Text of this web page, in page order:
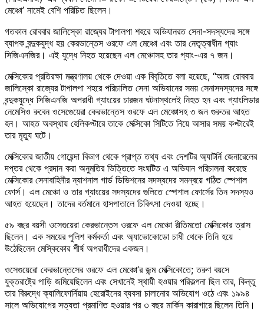
মেঞ্চো’ নামেই বেশি পরিচিত ছিলেন।
গতকাল রোববার জালিস্কো রাজ্যের টাপালপা শহরে অভিযানরত সেনা-সদস্যদের সঙ্গে
ব্যাপক বন্দুকযুদ্ধ হয় কেরভান্তেস ওরফে এল মেঞ্চো এবং তার নেতৃত্বাধীন গ্যাং
সিজিএনজির। এই যুদ্ধে নিহত হয়েছেন এল মেঞ্চোসহ তার গ্যাং-এর ৭ জন।
মেক্সিকোর প্রতিরক্ষা মন্ত্রণালয় থেকে দেওয়া এক বিবৃতিতে বলা হয়েছে, “আজ রোববার
জালিস্কো রাজ্যের টাপালপা শহরে পরিচালিত সেনা অভিযানের সময় সেনাসদস্যদের সঙ্গে
বন্দুকযুদ্ধে সিজিএনজি অপরাধী গ্যাংয়ের চারজন ঘটনাস্থলেই নিহত হন এবং গ্যাংলিডার
নেমেসিও রুবেন ওসেগেুয়েরা কেরভান্তেস ওরফে এল মেঞ্চোসহ ৩ জন গুরুতর আহত
হন। আহত অবস্থায় হেলিকপ্টারে তাকে মেক্সিকো সিটিতে নিয়ে আসার সময় কপ্টারেই
তার মৃত্যু ঘটে।
মেক্সিকোর জাতীয় গোয়েন্দা বিভাগ থেকে প্রাপ্ত তথ্য এবং দেশটির অ্যাটর্নি জেনারেলের
দপ্তর থেকে প্রদান করা অনুমতির ভিত্তিতে সংঘটিত এ অভিযান পরিচালনা করেছে
মেক্সিকোর সেনাবাহিনীর ন্যাশনাল গার্ড ডিভিশনের সদস্যদের সমন্বয়ে গঠিত স্পেশাল
ফোর্স। এল মেঞ্চো ও তার গ্যাংয়ের সদস্যদের গুলিতে স্পেশাল ফোর্সের তিন সদস্যও
আহত হয়েছেন। তাদের বর্তমানে হাসপাতালে চিকিৎসা দেওয়া হচ্ছে।
৫৯ বছর বয়সী ওসেগুয়েরা কেরভান্তেস ওরফে এল মেঞ্চো রীতিমতো মেক্সিকোর ত্রাস
ছিলেন। এক সময়ের পুলিশ কর্মকর্তা এবং অ্যাভোকোডো চাষী থেকে তিনি হয়ে
উঠেছিলেন মেস্কিকোর শীর্ষ অপরাধীদের একজন।
ওসেগুয়েরো কেরভান্তেসের ওরফে এল মেঞ্চো’র জন্ম মেক্সিকোতে; তরুণ বয়সে
যুক্তরাষ্ট্রে পাড়ি জমিয়েছিলেন এবং সেখানেই স্থায়ী হওয়ার পরিকল্পনা ছিল তার, কিন্তু
তার বিরুদ্ধে ক্যালিফোর্নিয়ায় হেরোইনের ব্যবসা চালানোর অভিযোগ ওঠে এবং ১৯৯৪
সালে অভিযোগের সত্যতা প্রমাণিত হওয়ার পর ৩ বছর মার্কিন কারাগারে ছিলেন তিনি।